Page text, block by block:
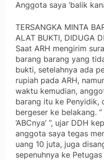
Anggota saya ‘balik
TERSANGKA MINTA
ALAT BUKTI, DIDUGA
Saat ARH mengirim
barang barang yang
bukti, setelahnya ada
rupiah pada ARH,
waktu kemudian,
barang itu ke Penyidik,
bergeser ke belakang.
‘ABCnya’ ”, ujar DDH
anggota saya tegas
uang 10 juta, juga
sepenuhnya ke Petugas